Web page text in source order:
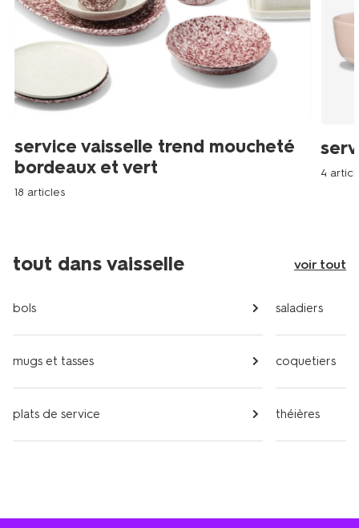
service vaisselle trend moucheté
bordeaux et vert
18 articles
4
tout dans vaisselle voir tout
bols
mugs et tasses
plats de service
saladiers
coquetiers
théières